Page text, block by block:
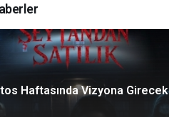
Haftasında Vizyona Girecek